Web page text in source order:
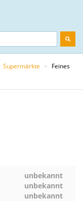
Supermärkte > Feines
unbekannt
unbekannt
unbekannt